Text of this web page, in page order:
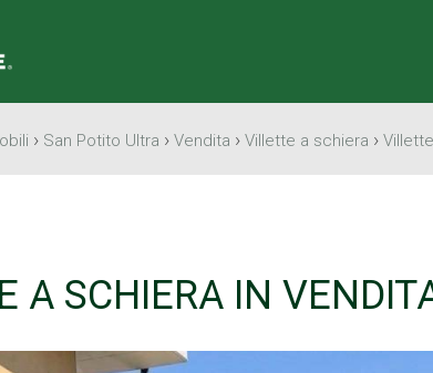
› San Potito Ultra › Vendita › Villette a schiera ›
A SCHIERA IN